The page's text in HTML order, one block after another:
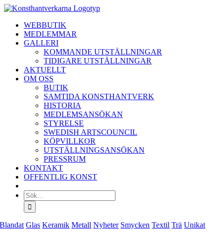
Fortsätt
innehålletWEBBUTIK
MEDLEMMAR
GALLERI
KOMMANDE UTSTÄLLNINGAR
TIDIGARE UTSTÄLLNINGAR
AKTUELLT
OM OSS
BUTIK
SAMTIDA KONSTHANTVERK
HISTORIA
MEDLEMSANSÖKAN
STYRELSE
SWEDISH ARTSCOUNCIL
KÖPVILLKOR
UTSTÄLLNINGSANSÖKAN
PRESSRUM
KONTAKT
OFFENTLIG KONST
Sök
efter:
Blandat Glas Keramik Metall Nyheter Smycken Textil Trä Unikat